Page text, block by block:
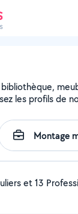
les profils
et 13